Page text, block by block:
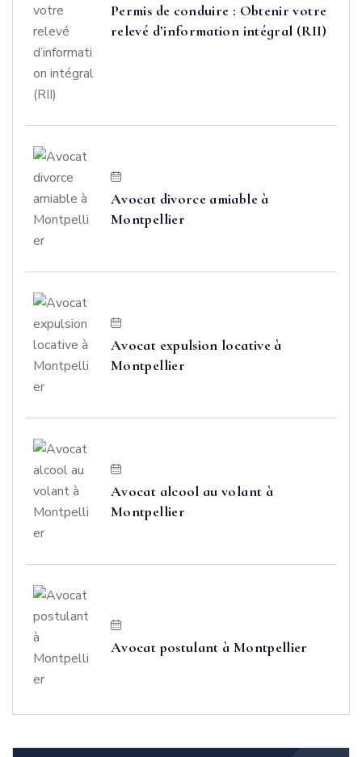
Permis de conduire : Obtenir votre
relevé d’information intégral (RII)
Avocat divorce amiable à
Montpellier
Avocat expulsion locative à
Montpellier
Avocat alcool au volant à
Montpellier
Avocat postulant à Montpellier